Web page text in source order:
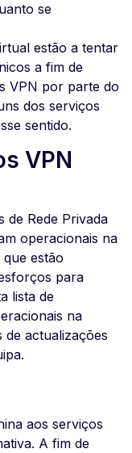
se
estão a tentar
a fim de
VPN por parte do
dos serviços
sentido.
VPN
de Rede Privada
operacionais na
estão
para
lista de
na
de actualizações
aos serviços
A fim de